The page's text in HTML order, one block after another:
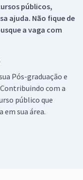
públicos,
ajuda. Não fique de
a vaga com
Pós-graduação e
com a
público que
sua área.